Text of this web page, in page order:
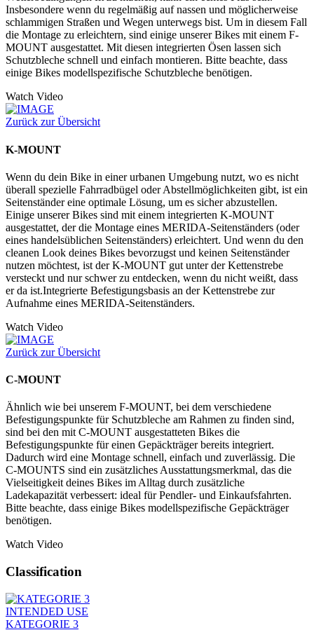
Insbesondere wenn du regelmäßig auf nassen und möglicherweise
schlammigen Straßen und Wegen unterwegs bist. Um in diesem Fall
die Montage zu erleichtern, sind einige unserer Bikes mit einem F-
MOUNT ausgestattet. Mit diesen integrierten Ösen lassen sich
Schutzbleche schnell und einfach montieren. Bitte beachte, dass
einige Bikes modellspezifische Schutzbleche benötigen.
Watch Video
Zurück zur Übersicht
K-MOUNT
Wenn du dein Bike in einer urbanen Umgebung nutzt, wo es nicht
überall spezielle Fahrradbügel oder Abstellmöglichkeiten gibt, ist ein
Seitenständer eine optimale Lösung, um es sicher abzustellen.
Einige unserer Bikes sind mit einem integrierten K-MOUNT
ausgestattet, der die Montage eines MERIDA-Seitenständers (oder
eines handelsüblichen Seitenständers) erleichtert. Und wenn du den
cleanen Look deines Bikes bevorzugst und keinen Seitenständer
nutzen möchtest, ist der K-MOUNT gut unter der Kettenstrebe
versteckt und nur schwer zu entdecken, wenn du nicht weißt, dass
er da ist.Integrierte Befestigungsbasis an der Kettenstrebe zur
Aufnahme eines MERIDA-Seitenständers.
Watch Video
Zurück zur Übersicht
C-MOUNT
Ähnlich wie bei unserem F-MOUNT, bei dem verschiedene
Befestigungspunkte für Schutzbleche am Rahmen zu finden sind,
sind bei den mit C-MOUNT ausgestatteten Bikes die
Befestigungspunkte für einen Gepäckträger bereits integriert.
Dadurch wird eine Montage schnell, einfach und zuverlässig. Die
C-MOUNTS sind ein zusätzliches Ausstattungsmerkmal, das die
Vielseitigkeit deines Bikes im Alltag durch zusätzliche
Ladekapazität verbessert: ideal für Pendler- und Einkaufsfahrten.
Bitte beachte, dass einige Bikes modellspezifische Gepäckträger
benötigen.
Watch Video
Classification
INTENDED USE
KATEGORIE 3